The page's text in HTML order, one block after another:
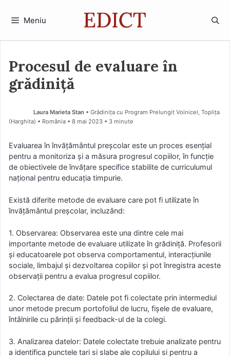
Meniu
Procesul de evaluare în
grădiniță
Laura Marieta Stan • Grădinița cu Program Prelungit Voinicel, Toplița
(Harghita) • România
8 mai 2023 • 3 minute
Evaluarea în învățământul preșcolar este un proces esențial
pentru a monitoriza și a măsura progresul copiilor, în funcție
de obiectivele de învățare specifice stabilite de curriculumul
național pentru educația timpurie.
Există diferite metode de evaluare care pot fi utilizate în
învățământul preșcolar, incluzând:
1. Observarea: Observarea este una dintre cele mai
importante metode de evaluare utilizate în grădiniță. Profesorii
și educatoarele pot observa comportamentul, interacțiunile
sociale, limbajul și dezvoltarea copiilor și pot înregistra aceste
observații pentru a evalua progresul copiilor.
2. Colectarea de date: Datele pot fi colectate prin intermediul
unor metode precum portofoliul de lucru, fișele de evaluare,
întâlnirile cu părinții și feedback-ul de la colegi.
3. Analizarea datelor: Datele colectate trebuie analizate pentru
a identifica punctele tari si slabe ale copilului si pentru a